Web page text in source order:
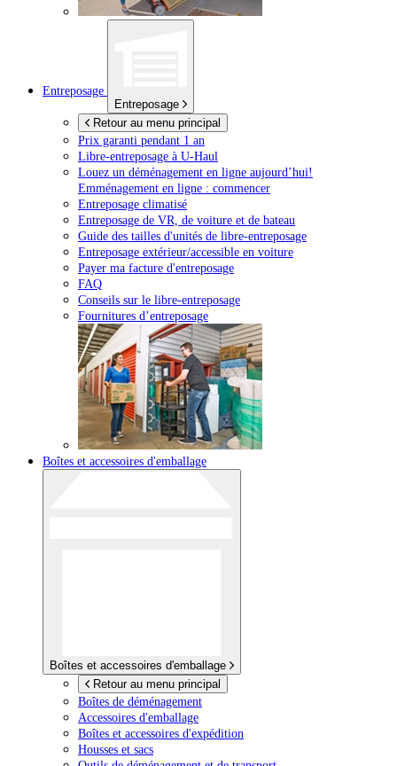
Entreposage
Entreposage
Retour au menu principal
Prix garanti pendant 1 an
Libre-entreposage à U-Haul
Louez un déménagement en ligne aujourd’hui!
Emménagement en ligne : commencer
Entreposage climatisé
Entreposage de VR, de voiture et de bateau
Guide des tailles d'unités de libre-entreposage
Entreposage extérieur/accessible en voiture
Payer ma facture d'entreposage
FAQ
Conseils sur le libre-entreposage
Fournitures d’entreposage
Boîtes et accessoires d'emballage
Boîtes et accessoires d'emballage
Retour au menu principal
Boîtes de déménagement
Accessoires d'emballage
Boîtes et accessoires d'expédition
Housses et sacs